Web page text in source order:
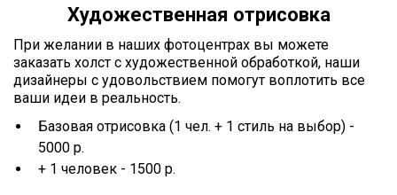
Художественная отрисовка
При желании в наших фотоцентрах вы можете
заказать холст с художественной обработкой, наши
дизайнеры с удовольствием помогут воплотить все
ваши идеи в реальность.
Базовая отрисовка (1 чел. + 1 стиль на выбор) -
5000 р.
+ 1 человек - 1500 р.